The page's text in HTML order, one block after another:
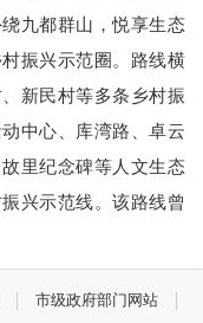
九都群山，悦享生态
振兴示范圈。路线横
新民村等多条乡村振
中心、库湾路、卓云
里纪念碑等人文生态
兴示范线。该路线曾
市级政府部门网站